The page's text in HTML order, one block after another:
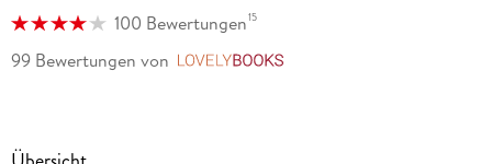
100 Bewertungen15
99 Bewertungen von